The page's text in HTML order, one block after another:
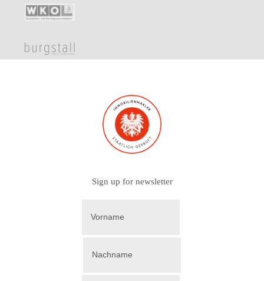
Sign up for newsletter